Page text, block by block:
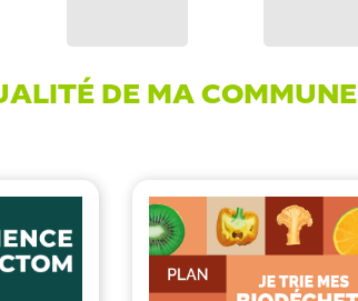
DE MA COMMUNE